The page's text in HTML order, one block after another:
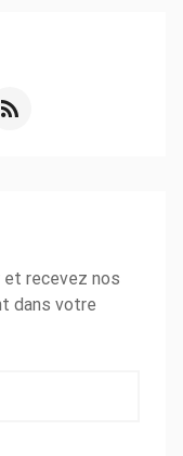
recevez nos
dans votre